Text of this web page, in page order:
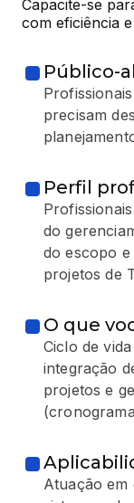
Capacite-se
com eficiência
Público-
precisam
Perfil
do
do escopo
projetos de
O que
Ciclo de
integração
projetos e
Atuação em